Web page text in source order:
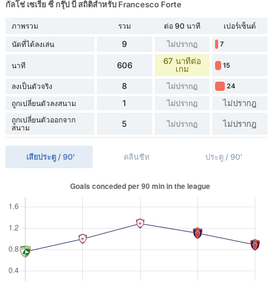
กัลโช่ เซเรีย ซี กรุ๊ป บี สถิติสำหรับ Francesco Forte
ภาพรวม รวม ต่อ 90 นาที
เปอร์เซ็นต์
นัดที่ได้ลงเล่น
9 ไม่ปรากฎ 7
นาที 606
67 นาทีต่อ
เกม
15
ลงเป็นตัวจริง 8 ไม่ปรากฎ 24
ถูกเปลี่ยนตัวลงสนาม 1 ไม่ปรากฎ ไม่ปรากฎ
ถูกเปลี่ยนตัวออกจาก
สนาม
5 ไม่ปรากฎ ไม่ปรากฎ
เสียประตู / 90' คลีนชีท ประตู / 90'